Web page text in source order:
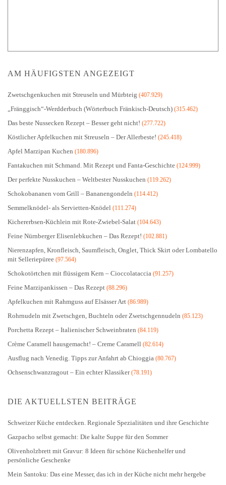
AM HÄUFIGSTEN ANGEZEIGT
Zwetschgenkuchen mit Streuseln und Mürbteig (407.929)
„Fränggisch“-Werdderbuch (Wörterbuch Fränkisch-Deutsch) (315.462)
Das beste Nussecken Rezept – Besser geht nicht! (277.722)
Köstlicher Apfelkuchen mit Streuseln – Der Allerbeste! (245.418)
Apfel Marzipan Kuchen (180.896)
Fantakuchen mit Schmand. Mit Rezept und Fanta-Geschichte (124.999)
Der perfekte Nusskuchen – Weltbester Nusskuchen (119.262)
Schokobananen vom Grill – Bananengondeln (114.412)
Semmelknödel- als Servietten-Knödel (111.274)
Kichererbsen-Küchlein mit Rote-Zwiebel-Salat (104.643)
Feine Nürnberger Elisenlebkuchen – Das Rezept! (102.881)
Nierenzapfen, Kronfleisch, Saumfleisch, Onglet, Thick Skirt oder Lombatello
mit Selleriepüree (97.564)
Schokotörtchen mit flüssigem Kern – Cioccolataccia (91.257)
Feine Marzipankissen – Das Rezept (88.296)
Apfelkuchen mit Rahmguss auf Elsässer Art (86.989)
Rohrnudeln mit Zwetschgen, Buchteln oder Zwetschgennudeln (85.123)
Porchetta Rezept – Italienischer Schweinbraten (84.119)
Crème Caramell hausgemacht! – Creme Caramell (82.614)
Ausflug nach Venedig. Tipps zur Anfahrt ab Chioggia (80.767)
Ochsenschwanzragout – Ein echter Klassiker(78.191)
DIE AKTUELLSTEN BEITRÄGE
Schweizer Küche entdecken. Regionale Spezialitäten und ihre Geschichte
Gazpacho selbst gemacht: Die kalte Suppe für den Sommer
Olivenholzbrett mit Gravur: 8 Ideen für schöne Küchenhelfer und
persönliche Geschenke
Mein Santoku: Das eine Messer, das ich in der Küche nicht mehr hergebe